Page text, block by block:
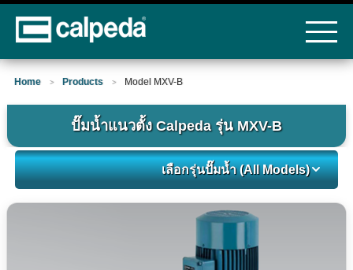
Home > Products > Model MXV-B
ปั๊มน้ำแนวตั้ง Calpeda รุ่น MXV-B
เลือกรุ่นปั๊มน้ำ (All Models)